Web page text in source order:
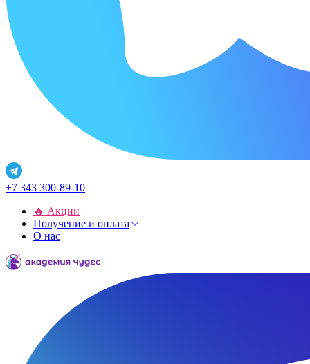
+7 343 300-89-10
🔥 Акции
Получение и оплата
О нас